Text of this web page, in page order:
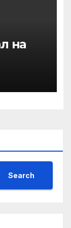
на
Search